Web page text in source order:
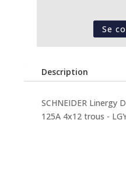
Se
Description
SCHNEIDER Linergy
125A 4x12 trous -